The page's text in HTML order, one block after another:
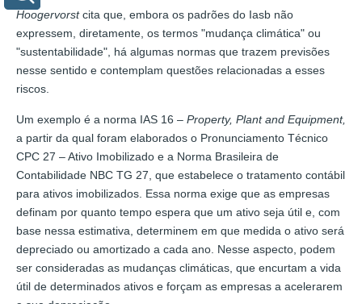
Hoogervorstcita que, embora os padrões do Iasb não
expressem, diretamente, os termos "mudança climática" ou
"sustentabilidade", há algumas normas que trazem previsões
nesse sentido e contemplam questões relacionadas a esses
riscos.
Um exemplo é a norma IAS 16 – Property, Plant and Equipment,
a partir da qual foram elaborados o Pronunciamento Técnico
CPC 27 – Ativo Imobilizado e a Norma Brasileira de
Contabilidade NBC TG 27, que estabelece o tratamento contábil
para ativos imobilizados. Essa norma exige que as empresas
definam por quanto tempo espera que um ativo seja útil e, com
base nessa estimativa, determinem em que medida o ativo será
depreciado ou amortizado a cada ano. Nesse aspecto, podem
ser consideradas as mudanças climáticas, que encurtam a vida
útil de determinados ativos e forçam as empresas a acelerarem